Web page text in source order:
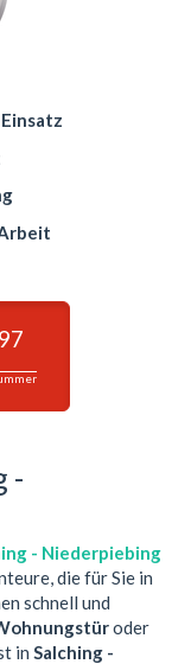
-
- Niederpiebing
die für Sie in
schnell und
oder
in Salching -